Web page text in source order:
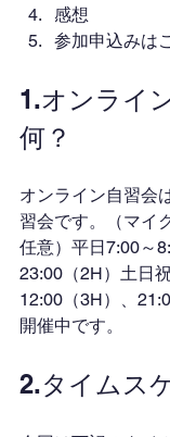
感想
参加申込みは
1.オンライ
何？
オンライン自習会
習会です。（マイ
任意）平日7:00～
23:00（2H）土日
12:00（3H）、
開催中です。
2.タイムス